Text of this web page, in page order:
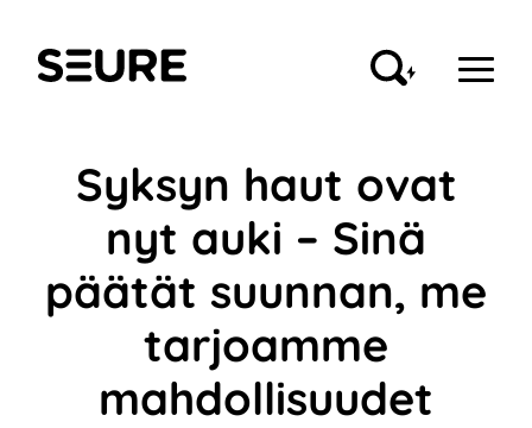
sisältöön
Seure
Syksyn haut ovat
nyt auki – Sinä
päätät suunnan, me
tarjoamme
mahdollisuudet